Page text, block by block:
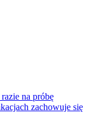
na próbę
zachowuje się